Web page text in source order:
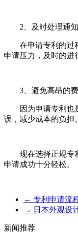
2、及时处理通知
在申请专利的过程
申请压力，及时的进
3、避免高昂的费
因为申请专利也是
误，减少成本的负担。
现在选择正规专利
申请成功十分轻松。
← 专利申请流
→ 日本外观设
新闻推荐